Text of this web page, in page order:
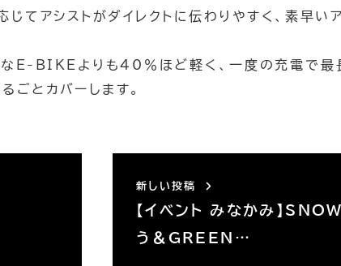
てアシストがダイレクトに伝わりやすく、素早い
BIKEよりも40％ほど軽く、一度の充電で最
ごとカバーします。
新しい投稿
【イベント みなかみ】
う＆GREEN…